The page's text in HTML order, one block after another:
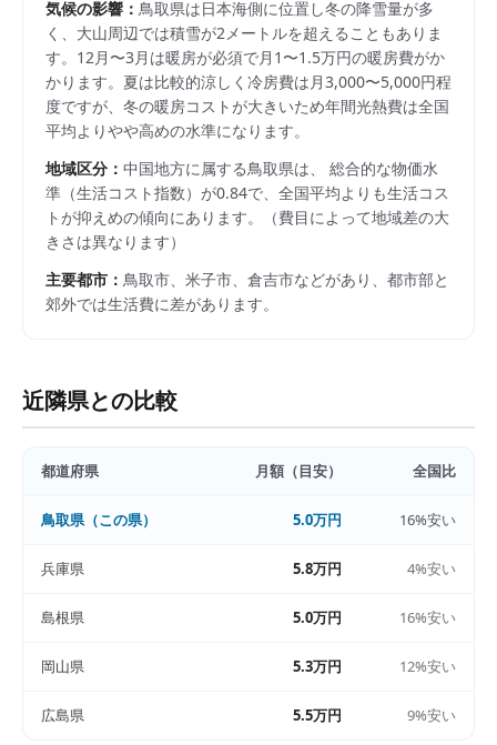
気候の影響： 鳥取県は日本海側に位置し冬の降雪量が多
く、大山周辺では積雪が2メートルを超えることもありま
す。12月〜3月は暖房が必須で月1〜1.5万円の暖房費がか
かります。夏は比較的涼しく冷房費は月3,000〜5,000円程
度ですが、冬の暖房コストが大きいため年間光熱費は全国
平均よりやや高めの水準になります。
地域区分： 中国地方に属する鳥取県は、 総合的な物価水
準（生活コスト指数）が0.84で、 全国平均よりも生活コス
トが抑えめの傾向にあります。
（費目によって地域差の大
きさは異なります）
主要都市： 鳥取市、米子市、倉吉市などがあり、都市部と
郊外では生活費に差があります。
近隣県との比較
都道府県 月額（目安） 全国比
鳥取県（この県） 5.0万円 16%安い
兵庫県 5.8万円 4%安い
島根県 5.0万円 16%安い
岡山県 5.3万円 12%安い
広島県 5.5万円 9%安い